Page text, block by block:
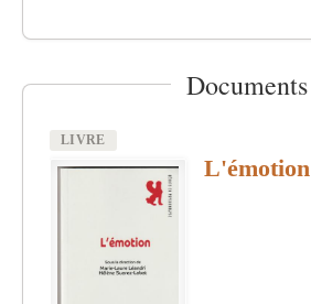
Documents
LIVRE
Image L'émotion